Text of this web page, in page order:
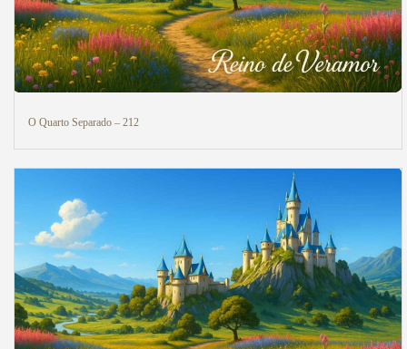
O Quarto Separado – 212